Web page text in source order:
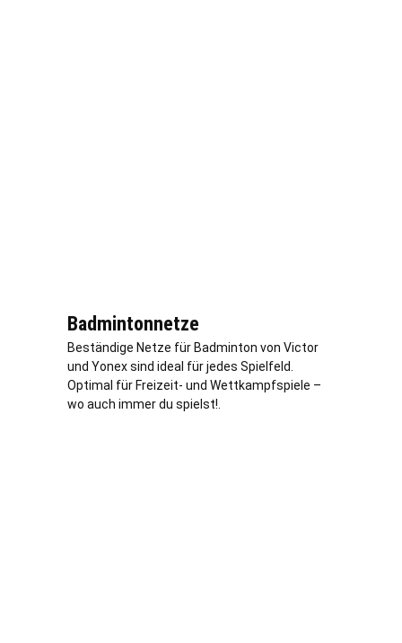
Badmintonnetze
Beständige Netze für Badminton von Victor
und Yonex sind ideal für jedes Spielfeld.
Optimal für Freizeit- und Wettkampfspiele –
wo auch immer du spielst!.